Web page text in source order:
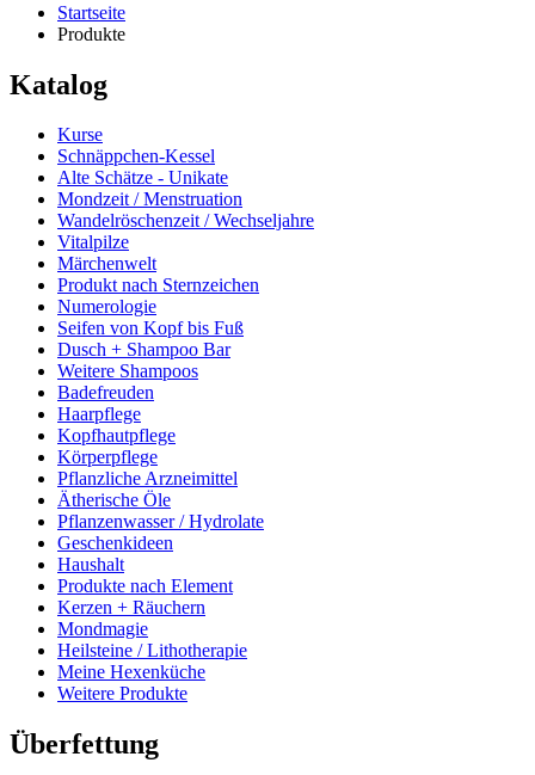
Startseite
Produkte
Katalog
Kurse
Schnäppchen-Kessel
Alte Schätze - Unikate
Mondzeit / Menstruation
Wandelröschenzeit / Wechseljahre
Vitalpilze
Märchenwelt
Produkt nach Sternzeichen
Numerologie
Seifen von Kopf bis Fuß
Dusch + Shampoo Bar
Weitere Shampoos
Badefreuden
Haarpflege
Kopfhautpflege
Körperpflege
Pflanzliche Arzneimittel
Ätherische Öle
Pflanzenwasser / Hydrolate
Geschenkideen
Haushalt
Produkte nach Element
Kerzen + Räuchern
Mondmagie
Heilsteine / Lithotherapie
Meine Hexenküche
Weitere Produkte
Überfettung